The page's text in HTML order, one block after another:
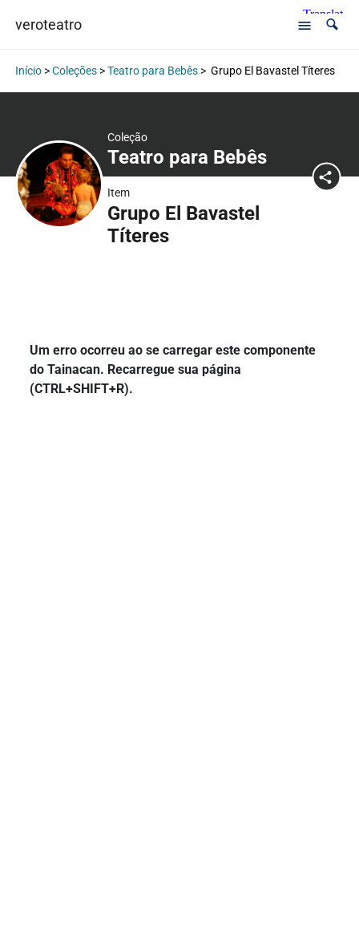
veroteatro
Início>Coleções>Teatro para Bebês> Grupo El Bavastel Títeres
Coleção
Teatro para Bebês
Item
Grupo El Bavastel
Títeres
Um erro ocorreu ao se carregar este componente
do Tainacan. Recarregue sua página
(CTRL+SHIFT+R).